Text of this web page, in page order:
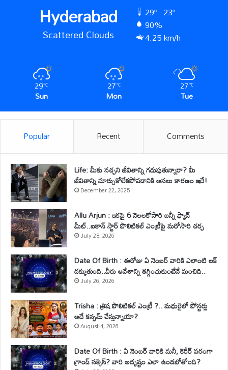
Hyderabad
Scattered Clouds
29º - 23º
90%
4.25 km/h
29℃
Sun
27℃
Mon
27℃
Tue
Popular Recent Comments
Life: మీకు నచ్చని జీవితాన్ని గడుపుతున్నారా? మీ
జీవితాన్ని మార్చుకోలేకపోవడానికి అసలు కారణం ఇదే!
December 22, 2025
Allu Arjun : ఇకపై 6 నెలలకోసారి బన్నీ ఫ్యాన్
మీట్..ఐకాన్ స్టార్ పొలిటికల్ ఎంట్రీపై మరోసారి చర్చ
July 28, 2026
Date Of Birth : ఈరోజు ఏ నెంబర్ వారికి ఎలాంటి లక్
దక్కుతుంది..వీరు ఆవేశాన్ని తగ్గించుకుంటేనే మంచిది..
July 26, 2026
Trisha : త్రిష పొలిటికల్ ఎంట్రీ ?.. మధురైలో పోస్టర్లు
అదే కన్ఫమ్ చేస్తున్నాయా?
August 4, 2026
Date Of Birth : ఏ నెంబర్ వారికి మనీ, కెరీర్ పరంగా
గ్రాండ్ సక్సెస్? వారి అదృష్టం ఎలా ఉండబోతోంది?